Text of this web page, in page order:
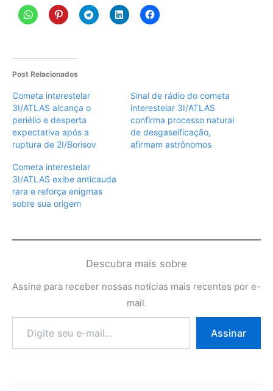
Post Relacionados
Cometa interestelar
3I/ATLAS alcança o
periélio e desperta
expectativa após a
ruptura de 2I/Borisov
Sinal de rádio do cometa
interestelar 3I/ATLAS
confirma processo natural
de desgaseificação,
afirmam astrônomos
Cometa interestelar
3I/ATLAS exibe anticauda
rara e reforça enigmas
sobre sua origem
Descubra mais sobre
Assine para receber nossas notícias mais recentes por e-
mail.
e-
Assinar